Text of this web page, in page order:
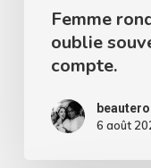
prendre
compte.
Femme
oublie
compte.
6 août